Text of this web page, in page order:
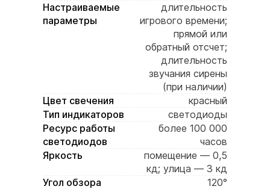
Настраиваемые
параметры
длительность
игрового времени;
прямой или
обратный отсчет;
длительность
звучания сирены
(при наличии)
Цвет свечения
красный
Тип индикаторов
светодиоды
Ресурс работы
светодиодов
более 100 000
часов
Яркость
помещение — 0,5
кд; улица — 3 кд
Угол обзора
120°